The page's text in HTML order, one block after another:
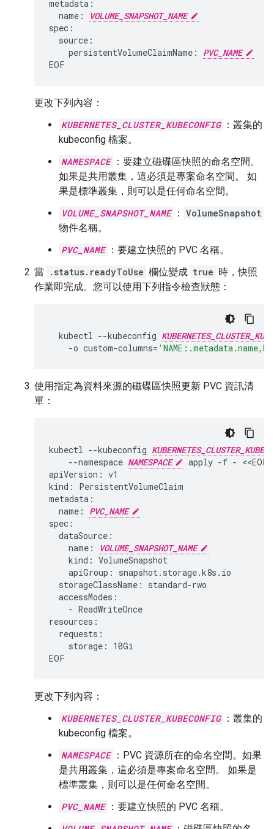
name:
VOLUME_SNAPSHOT_NAME
persistentVolumeClaimName:
PVC_NAME
更改下列內容：
KUBERNETES_CLUSTER_KUBECONFIG ：叢集的
kubeconfig 檔案。
NAMESPACE ：要建立磁碟區快照的命名空間。
如果是共用叢集，這必須是專案命名空間。 如
果是標準叢集，則可以是任何命名空間。
VOLUME_SNAPSHOT_NAME ： VolumeSnapshot
物件名稱。
PVC_NAME ：要建立快照的 PVC 名稱。
當
.status.readyToUse 欄位變成 true 時，快照
作業即完成。您可以使用下列指令檢查狀態：
kubectl --kubeconfig
-o custom-columns=
使用指定為資料來源的磁碟區快照更新 PVC 資訊清
單：
kubectl --kubeconfig
--namespace NAMESPACE apply -f - <<EOF
apiVersion: v1
kind:
PersistentVolumeClaim
name:
PVC_NAME
name:
VOLUME_SNAPSHOT_NAME
kind:
apiGroup:
storageClassName:
- ReadWriteOnce
storage:
10Gi
更改下列內容：
KUBERNETES_CLUSTER_KUBECONFIG ：叢集的
kubeconfig 檔案。
NAMESPACE ：PVC 資源所在的命名空間。如果
是共用叢集，這必須是專案命名空間。 如果是
標準叢集，則可以是任何命名空間。
PVC_NAME ：要建立快照的 PVC 名稱。